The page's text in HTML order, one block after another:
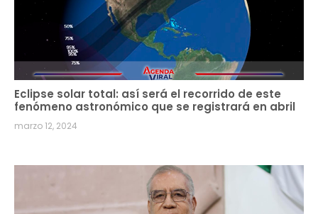
Eclipse solar total: así será el recorrido de este
fenómeno astronómico que se registrará en abril
marzo 12, 2024